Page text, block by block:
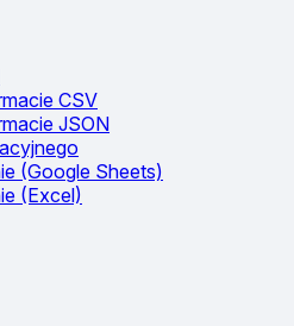
CSV
JSON
(Google Sheets)
(Excel)